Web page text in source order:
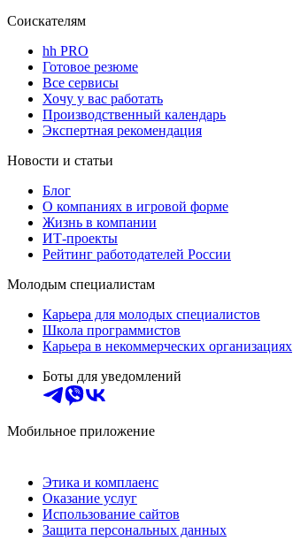
Соискателям
hh PRO
Готовое резюме
Все сервисы
Хочу у вас работать
Производственный календарь
Экспертная рекомендация
Новости и статьи
Блог
О компаниях в игровой форме
Жизнь в компании
ИТ-проекты
Рейтинг работодателей России
Молодым специалистам
Карьера для молодых специалистов
Школа программистов
Карьера в некоммерческих организациях
Боты для уведомлений
Мобильное приложение
Этика и комплаенс
Оказание услуг
Использование сайтов
Защита персональных данных